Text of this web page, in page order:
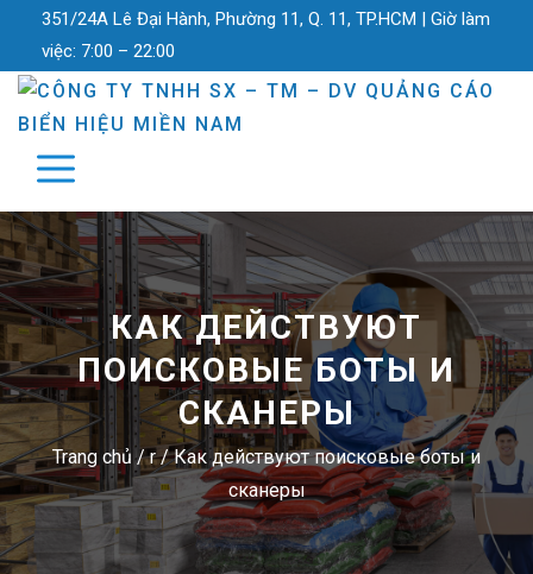
351/24A Lê Đại Hành, Phường 11, Q. 11, TP.HCM | Giờ làm
việc: 7:00 – 22:00
КАК ДЕЙСТВУЮТ
ПОИСКОВЫЕ БОТЫ И
СКАНЕРЫ
Trang chủ/r/Как действуют поисковые боты и
сканеры